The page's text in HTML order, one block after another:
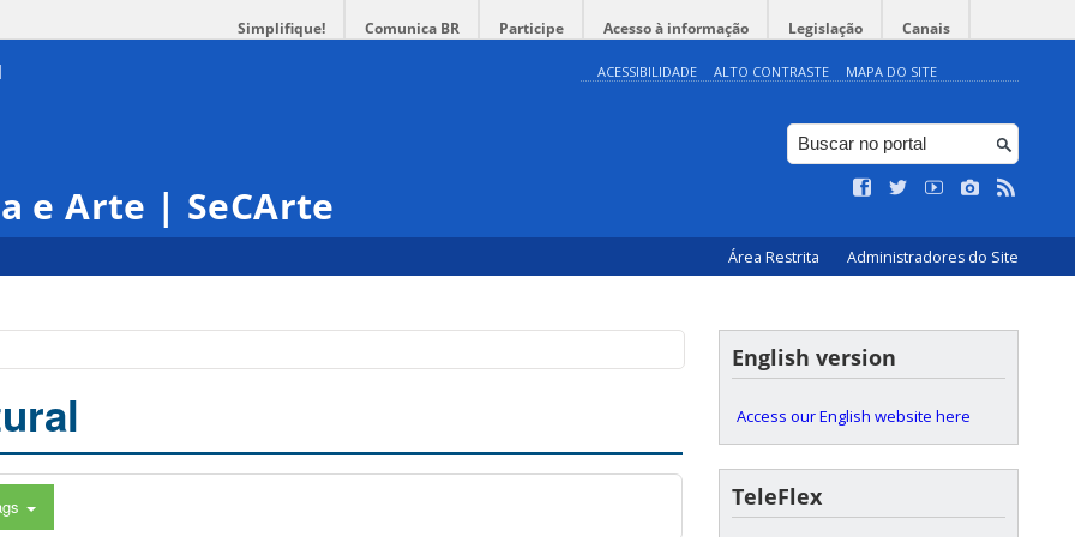
Simplifique! Comunica BR Participe Acesso à informação Legislação Canais
ACESSIBILIDADE ALTO CONTRASTE MAPA DO SITE
e Arte | SeCArte
Área Restrita Administradores do Site
English version
Access our English website here
TeleFlex